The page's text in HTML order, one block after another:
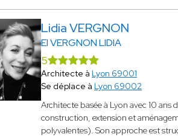
Lidia VERGNON
EI VERGNON LIDIA
5
Architecte à Lyon 69001
Se déplace à Lyon 69002
Architecte basée à Lyon avec 10 ans
construction, extension et
polyvalentes). Son approche est